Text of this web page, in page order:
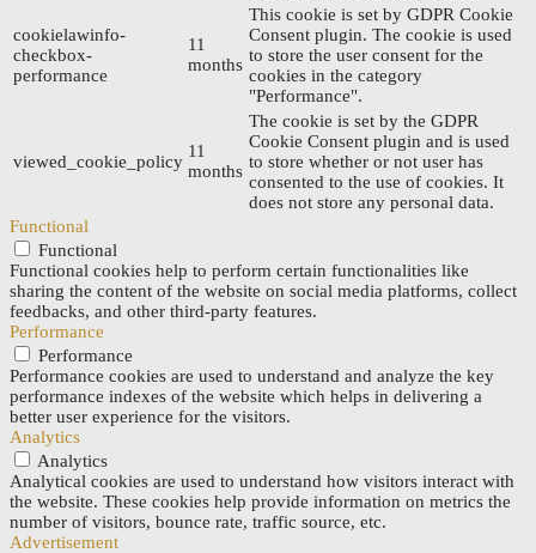
cookielawinfo-
checkbox-
performance
11
months
This cookie is set by GDPR Cookie
Consent plugin. The cookie is used
to store the user consent for the
cookies in the category
"Performance".
viewed_cookie_policy
11
months
The cookie is set by the GDPR
Cookie Consent plugin and is used
to store whether or not user has
consented to the use of cookies. It
does not store any personal data.
Functional
Functional
Functional cookies help to perform certain functionalities like
sharing the content of the website on social media platforms, collect
feedbacks, and other third-party features.
Performance
Performance
Performance cookies are used to understand and analyze the key
performance indexes of the website which helps in delivering a
better user experience for the visitors.
Analytics
Analytics
Analytical cookies are used to understand how visitors interact with
the website. These cookies help provide information on metrics the
number of visitors, bounce rate, traffic source, etc.
Advertisement